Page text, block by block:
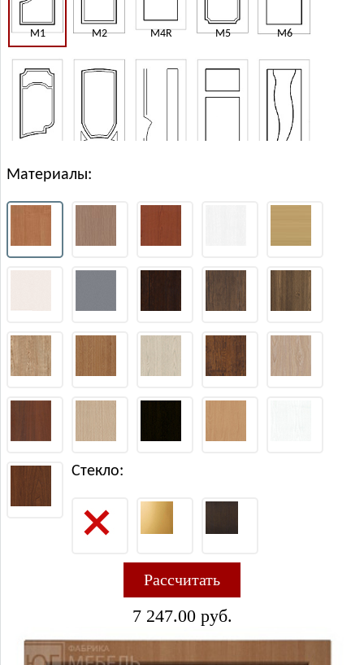
М1 М2 M4R М5 М6
D12 D12R
D13
D19
Материалы:
Стекло:
Рассчитать
7 247.00 руб.